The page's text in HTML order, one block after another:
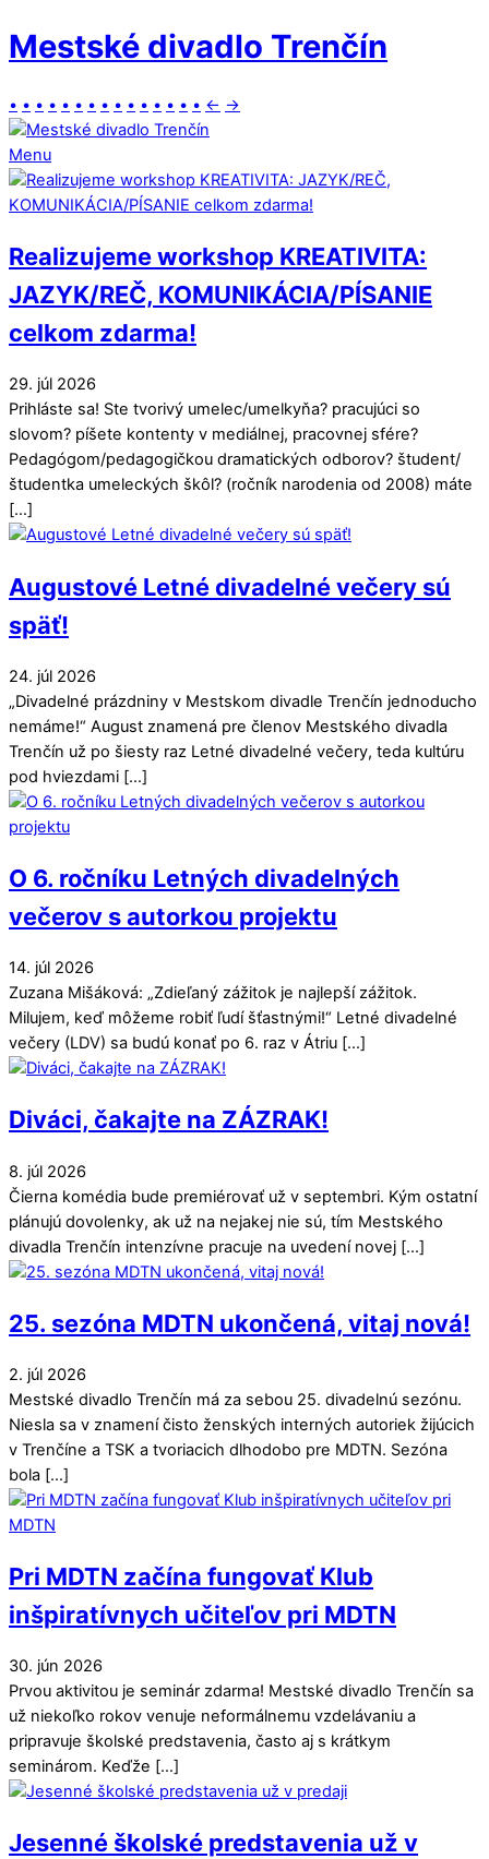
Mestské divadlo Trenčín
• • • • • • • • • • • • • • • ← →
Menu
Realizujeme workshop KREATIVITA:
JAZYK/REČ, KOMUNIKÁCIA/PÍSANIE
celkom zdarma!
29. júl 2026
Prihláste sa! Ste tvorivý umelec/umelkyňa? pracujúci so
slovom? píšete kontenty v mediálnej, pracovnej sfére?
Pedagógom/pedagogičkou dramatických odborov? študent/
študentka umeleckých škôl? (ročník narodenia od 2008) máte
[…]
Augustové Letné divadelné večery sú
späť!
24. júl 2026
„Divadelné prázdniny v Mestskom divadle Trenčín jednoducho
nemáme!“ August znamená pre členov Mestského divadla
Trenčín už po šiesty raz Letné divadelné večery, teda kultúru
pod hviezdami […]
O 6. ročníku Letných divadelných
večerov s autorkou projektu
14. júl 2026
Zuzana Mišáková: „Zdieľaný zážitok je najlepší zážitok.
Milujem, keď môžeme robiť ľudí šťastnými!“ Letné divadelné
večery (LDV) sa budú konať po 6. raz v Átriu […]
Diváci, čakajte na ZÁZRAK!
8. júl 2026
Čierna komédia bude premiérovať už v septembri. Kým ostatní
plánujú dovolenky, ak už na nejakej nie sú, tím Mestského
divadla Trenčín intenzívne pracuje na uvedení novej […]
25. sezóna MDTN ukončená, vitaj nová!
2. júl 2026
Mestské divadlo Trenčín má za sebou 25. divadelnú sezónu.
Niesla sa v znamení čisto ženských interných autoriek žijúcich
v Trenčíne a TSK a tvoriacich dlhodobo pre MDTN. Sezóna
bola […]
Pri MDTN začína fungovať Klub
inšpiratívnych učiteľov pri MDTN
30. jún 2026
Prvou aktivitou je seminár zdarma! Mestské divadlo Trenčín sa
už niekoľko rokov venuje neformálnemu vzdelávaniu a
pripravuje školské predstavenia, často aj s krátkym
seminárom. Keďže […]
Jesenné školské predstavenia už v